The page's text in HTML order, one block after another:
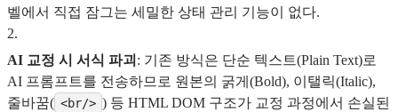
벨에서 직접 잠그는 세밀한 상태 관리 기능이 없다.
2.
AI 교정 시 서식 파괴 : 기존 방식은 단순 텍스트(Plain Text)로
AI 프롬프트를 전송하므로 원본의 굵게(Bold), 이탤릭(Italic),
줄바꿈( <br/> ) 등 HTML DOM 구조가 교정 과정에서 손실된